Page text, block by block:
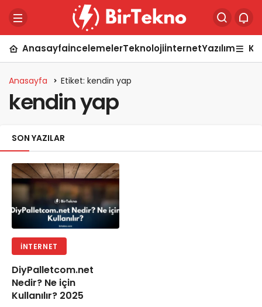
AnasayfaİncelemelerTeknolojiİnternetYazılım
Anasayfa Etiket: kendin yap
kendin yap
SON YAZILAR
İNTERNET
DiyPalletcom.net
Nedir? Ne için
Kullanılır? 2025